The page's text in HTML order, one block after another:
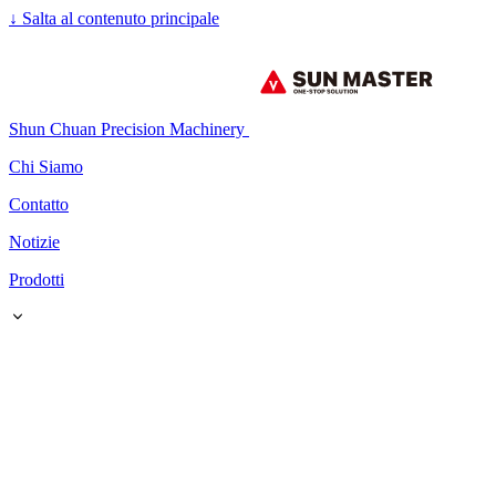
↓ Salta al contenuto principale
Shun Chuan Precision Machinery
Chi Siamo
Contatto
Notizie
Prodotti